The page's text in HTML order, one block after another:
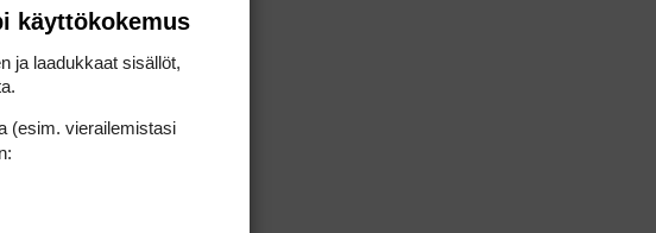
käyttökokemus
ja laadukkaat sisällöt,
(esim. vierailemis­tasi